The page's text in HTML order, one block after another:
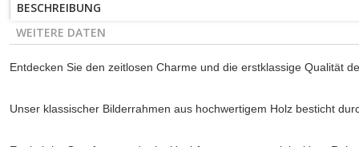
BESCHREIBUNG
WEITERE DATEN
Entdecken Sie den zeitlosen Charme und die erstklassige Qualität
Unser klassischer Bilderrahmen aus hochwertigem Holz besticht